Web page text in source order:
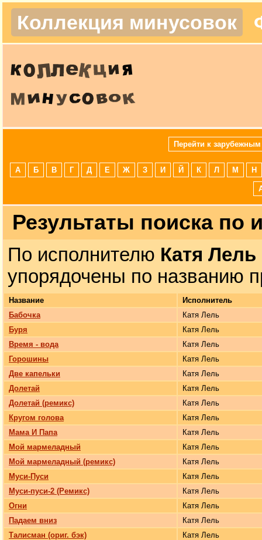
Коллекция минусовок
Перейти к зарубежным
А Б В Г Д Е Ж З И Й К Л М Н
Результаты поиска по
По исполнителю Катя Лель
упорядочены по названию
Название
Исполнитель
Бабочка
Катя Лель
Буря
Катя Лель
Время - вода
Катя Лель
Горошины
Катя Лель
Две капельки
Катя Лель
Долетай
Катя Лель
Долетай (ремикс)
Катя Лель
Кругом голова
Катя Лель
Мама И Папа
Катя Лель
Мой мармеладный
Катя Лель
Мой мармеладный (ремикс)
Катя Лель
Муси-Пуси
Катя Лель
Муси-пуси-2 (Ремикс)
Катя Лель
Огни
Катя Лель
Падаем вниз
Катя Лель
Талисман (ориг. бэк)
Катя Лель